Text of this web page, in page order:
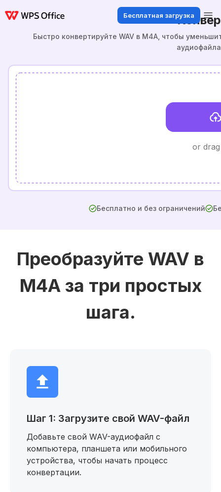
Бесплатная загрузка
Быстро конвертируйте WAV в M4A, чтобы
or
Бесплатно и без ограничений
Преобразуйте WAV в
M4A за три простых
шага.
Шаг 1: Загрузите свой WAV-файл
Добавьте свой WAV-аудиофайл с
компьютера, планшета или мобильного
устройства, чтобы начать процесс
конвертации.